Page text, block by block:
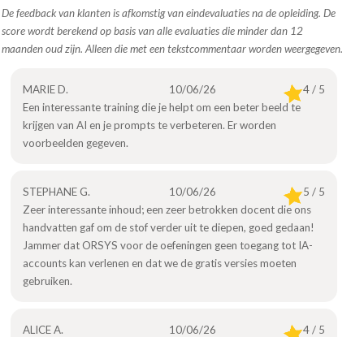
De feedback van klanten is afkomstig van eindevaluaties na de opleiding. De
score wordt berekend op basis van alle evaluaties die minder dan 12
maanden oud zijn. Alleen die met een tekstcommentaar worden weergegeven.
MARIE D. 10/06/26
4 / 5
Een interessante training die je helpt om een beter beeld te
krijgen van AI en je prompts te verbeteren. Er worden
voorbeelden gegeven.
STEPHANE G. 10/06/26
5 / 5
Zeer interessante inhoud; een zeer betrokken docent die ons
handvatten gaf om de stof verder uit te diepen, goed gedaan!
Jammer dat ORSYS voor de oefeningen geen toegang tot IA-
accounts kan verlenen en dat we de gratis versies moeten
gebruiken.
ALICE A. 10/06/26
4 / 5